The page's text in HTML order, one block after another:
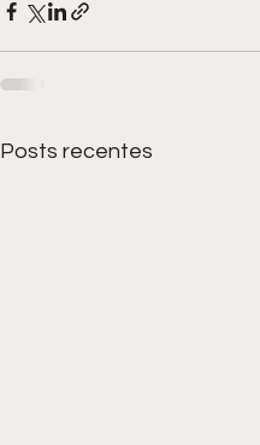
Posts recentes